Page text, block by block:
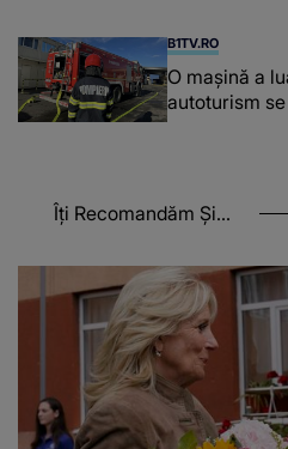
B1TV.RO
O maşină a
autoturism
Îți Recomandăm Și...